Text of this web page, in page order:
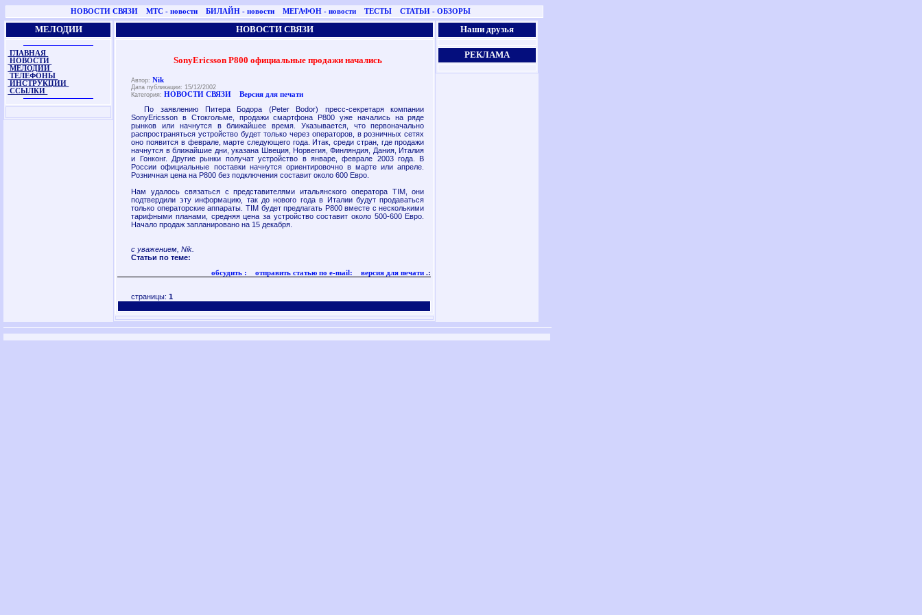
НОВОСТИ СВЯЗИ МТС - новости БИЛАЙН - новости МЕГАФОН - новости ТЕСТЫ СТАТЬИ - ОБЗОРЫ
МЕЛОДИИ
ГЛАВНАЯ
НОВОСТИ
МЕЛОДИИ
ТЕЛЕФОНЫ
ИНСТРУКЦИИ
ССЫЛКИ
НОВОСТИ СВЯЗИ
SonyEricsson P800 официальные продажи начались
Автор: Nik
Дата публикации: 15/12/2002
Категория: НОВОСТИ СВЯЗИ Версия для печати
По заявлению Питера Бодора (Peter Bodor) пресс-секретаря компании
SonyEricsson в Стокгольме, продажи смартфона Р800 уже начались на ряде
рынков или начнутся в ближайшее время. Указывается, что первоначально
распространяться устройство будет только через операторов, в розничных сетях
оно появится в феврале, марте следующего года. Итак, среди стран, где продажи
начнутся в ближайшие дни, указана Швеция, Норвегия, Финляндия, Дания, Италия
и Гонконг. Другие рынки получат устройство в январе, феврале 2003 года. В
России официальные поставки начнутся ориентировочно в марте или апреле.
Розничная цена на Р800 без подключения составит около 600 Евро.
Нам удалось связаться с представителями итальянского оператора TIM, они
подтвердили эту информацию, так до нового года в Италии будут продаваться
только операторские аппараты. TIM будет предлагать Р800 вместе с несколькими
тарифными планами, средняя цена за устройство составит около 500-600 Евро.
Начало продаж запланировано на 15 декабря.
с уважением, Nik.
Статьи по теме:
обсудить : отправить статью по e-mail: версия для печати .:
страницы:1
Наши друзья
РЕКЛАМА